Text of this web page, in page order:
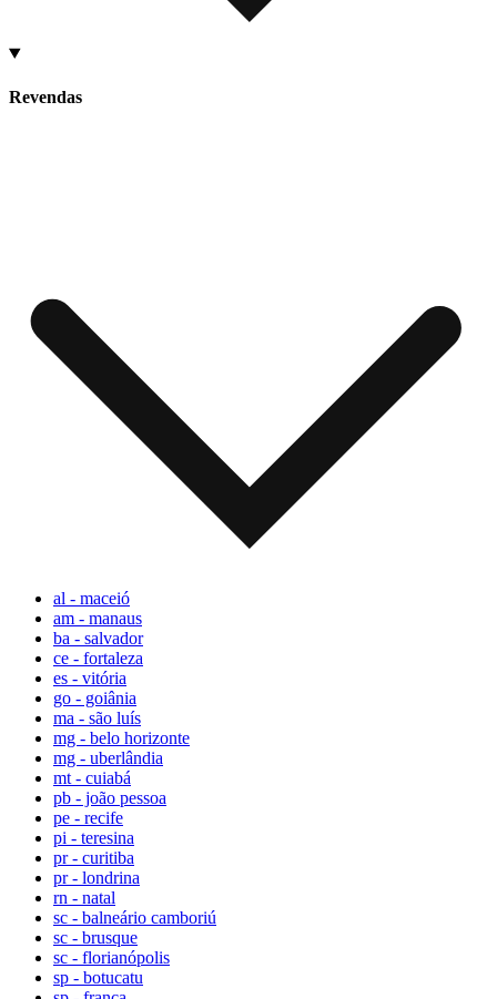
Revendas
al - maceió
am - manaus
ba - salvador
ce - fortaleza
es - vitória
go - goiânia
ma - são luís
mg - belo horizonte
mg - uberlândia
mt - cuiabá
pb - joão pessoa
pe - recife
pi - teresina
pr - curitiba
pr - londrina
rn - natal
sc - balneário camboriú
sc - brusque
sc - florianópolis
sp - botucatu